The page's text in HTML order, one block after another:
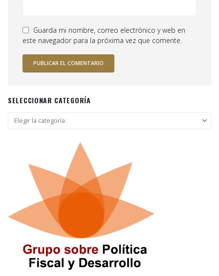
Guarda mi nombre, correo electrónico y web en
este navegador para la próxima vez que comente.
SELECCIONAR CATEGORÍA
Seleccionar
categoría